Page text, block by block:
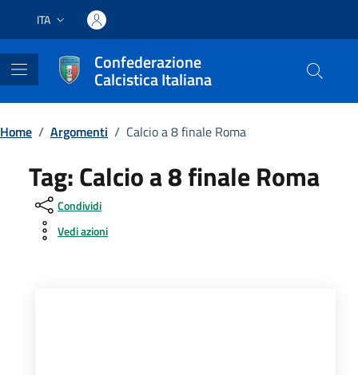
Lingua attiva:
ITA
Confederazione
Calcistica Italiana
Home / Argomenti / Calcio a 8 finale Roma
Tag:Calcio a 8 finale Roma
Condividi
Vedi azioni